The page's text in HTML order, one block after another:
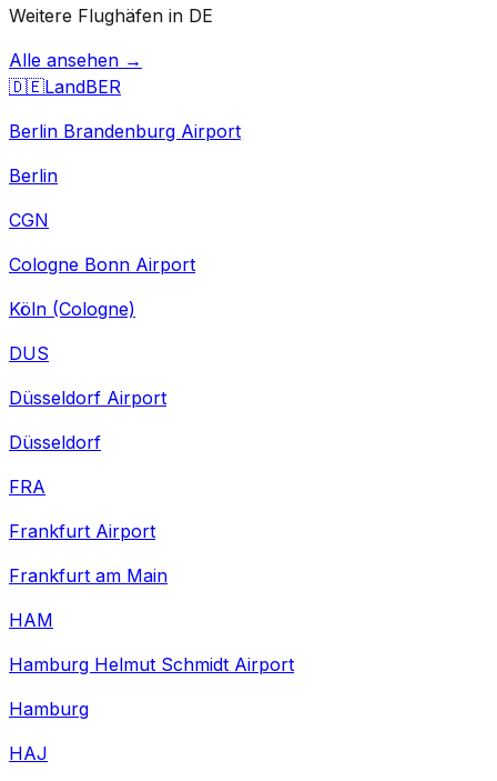
Weitere Flughäfen in DE
Alle ansehen →
🇩🇪LandBER
Berlin Brandenburg Airport
Berlin
CGN
Cologne Bonn Airport
Köln (Cologne)
DUS
Düsseldorf Airport
Düsseldorf
FRA
Frankfurt Airport
Frankfurt am Main
HAM
Hamburg Helmut Schmidt Airport
Hamburg
HAJ